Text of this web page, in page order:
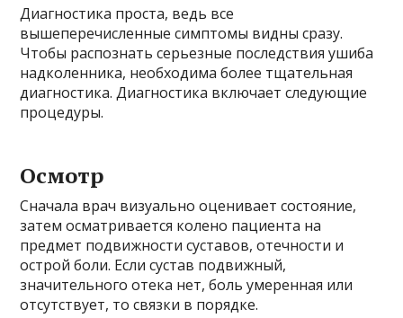
Диагностика проста, ведь все
вышеперечисленные симптомы видны сразу.
Чтобы распознать серьезные последствия ушиба
надколенника, необходима более тщательная
диагностика. Диагностика включает следующие
процедуры.
Осмотр
Сначала врач визуально оценивает состояние,
затем осматривается колено пациента на
предмет подвижности суставов, отечности и
острой боли. Если сустав подвижный,
значительного отека нет, боль умеренная или
отсутствует, то связки в порядке.